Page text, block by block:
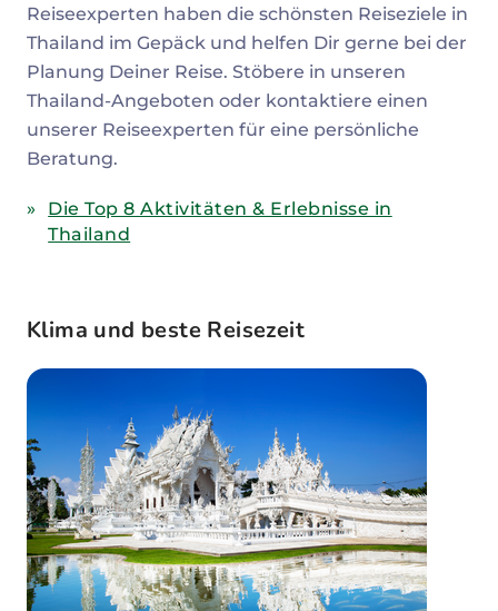
Reiseexperten haben die schönsten Reiseziele in
Thailand im Gepäck und helfen Dir gerne bei der
Planung Deiner Reise. Stöbere in unseren
Thailand-Angeboten oder kontaktiere einen
unserer Reiseexperten für eine persönliche
Beratung.
Die Top 8 Aktivitäten & Erlebnisse in
Thailand
Klima und beste Reisezeit